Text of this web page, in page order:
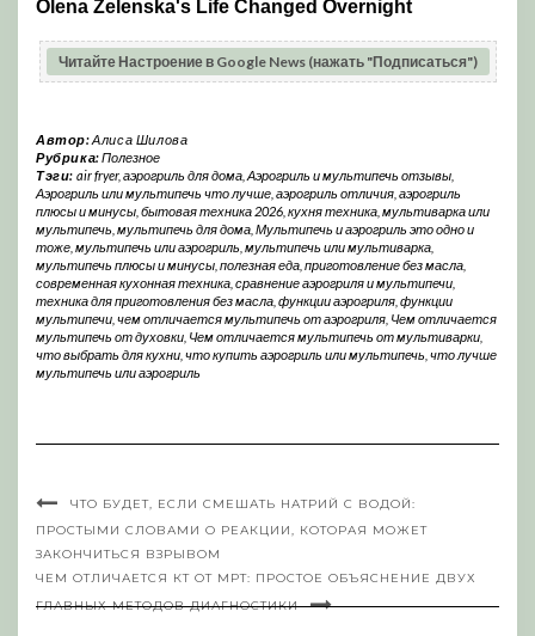
Читайте Настроение в Google News (нажать "Подписаться")
Автор:Алиса Шилова
Рубрика:Полезное
Тэги: air fryer, аэрогриль для дома, Аэрогриль и мультипечь отзывы,
Аэрогриль или мультипечь что лучше аэрогриль отличия аэрогриль
плюсы и минусы бытовая техника 2026 кухня техника мультиварка или
мультипечь мультипечь для дома Мультипечь и аэрогриль это одно и
тоже мультипечь или аэрогриль мультипечь или мультиварка
мультипечь плюсы и минусы полезная еда приготовление без масла
современная кухонная техника сравнение аэрогриля и мультипечи
техника для приготовления без масла функции аэрогриля функции
мультипечи чем отличается мультипечь от аэрогриля Чем отличается
мультипечь от духовки Чем отличается мультипечь от мультиварки
что выбрать для кухни что купить аэрогриль или мультипечь что лучше
мультипечь или аэрогриль
ЧТО БУДЕТ, ЕСЛИ СМЕШАТЬ НАТРИЙ С ВОДОЙ:
ПРОСТЫМИ СЛОВАМИ О РЕАКЦИИ, КОТОРАЯ МОЖЕТ
ЗАКОНЧИТЬСЯ ВЗРЫВОМ
ЧЕМ ОТЛИЧАЕТСЯ КТ ОТ МРТ: ПРОСТОЕ ОБЪЯСНЕНИЕ ДВУХ
ГЛАВНЫХ МЕТОДОВ ДИАГНОСТИКИ